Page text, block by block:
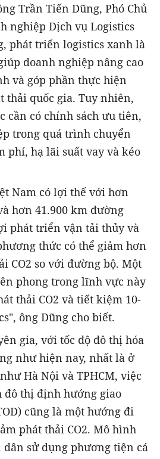
Trần Tiến Dũng, Phó Chủ
nghiệp Dịch vụ Logistics
phát triển logistics xanh là
doanh nghiệp nâng cao
và góp phần thực hiện
thải quốc gia. Tuy nhiên,
cần có chính sách ưu tiên,
trong quá trình chuyển
phí, hạ lãi suất vay và kéo
Nam có lợi thế với hơn
hơn 41.900 km đường
phát triển vận tải thủy và
thức có thể giảm hơn
CO2 so với đường bộ. Một
phong trong lĩnh vực này
thải CO2 và tiết kiệm 10-
ông Dũng cho biết.
gia, với tốc độ đô thị hóa
như hiện nay, nhất là ở
Hà Nội và TPHCM, việc
thị định hướng giao
cũng là một hướng đi
phát thải CO2. Mô hình
sử dụng phương tiện cá